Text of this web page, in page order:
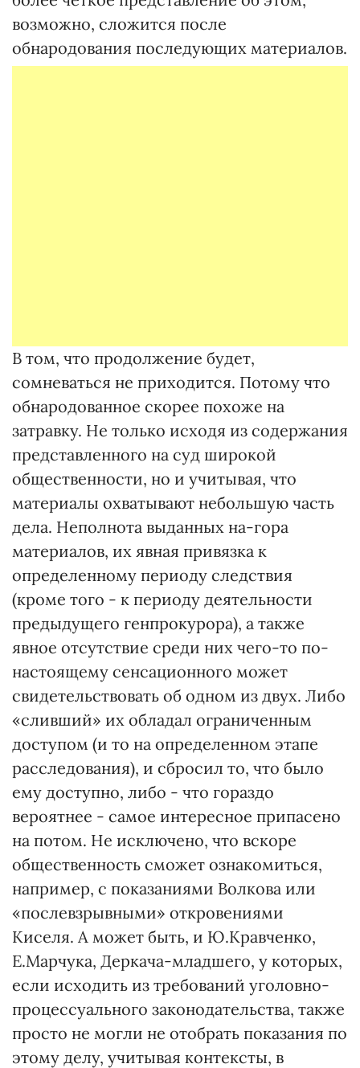
возможно, сложится после
обнародования последующих материалов.
В том, что продолжение будет,
сомневаться не приходится. Потому что
обнародованное скорее похоже на
затравку. Не только исходя из содержания
представленного на суд широкой
общественности, но и учитывая, что
материалы охватывают небольшую часть
дела. Неполнота выданных на-гора
материалов, их явная привязка к
определенному периоду следствия
(кроме того - к периоду деятельности
предыдущего генпрокурора), а также
явное отсутствие среди них чего-то по-
настоящему сенсационного может
свидетельствовать об одном из двух. Либо
«сливший» их обладал ограниченным
доступом (и то на определенном этапе
расследования), и сбросил то, что было
ему доступно, либо - что гораздо
вероятнее - самое интересное припасено
на потом. Не исключено, что вскоре
общественность сможет ознакомиться,
например, с показаниями Волкова или
«послевзрывными» откровениями
Киселя. А может быть, и Ю.Кравченко,
Е.Марчука, Деркача-младшего, у которых,
если исходить из требований уголовно-
процессуального законодательства, также
просто не могли не отобрать показания по
этому делу, учитывая контексты, в